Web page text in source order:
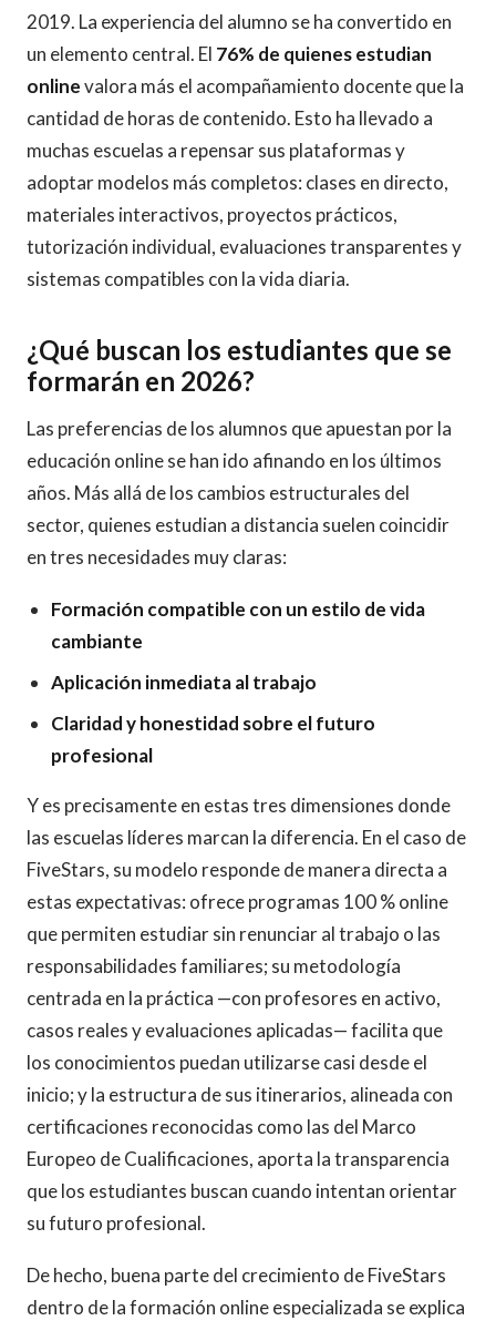
2019. La experiencia del alumno se ha convertido en
un elemento central. El 76% de quienes estudian
onlinevalora más el acompañamiento docente que la
cantidad de horas de contenido. Esto ha llevado a
muchas escuelas a repensar sus plataformas y
adoptar modelos más completos: clases en directo,
materiales interactivos, proyectos prácticos,
tutorización individual, evaluaciones transparentes y
sistemas compatibles con la vida diaria.
¿Qué buscan los estudiantes que se
formarán en 2026?
Las preferencias de los alumnos que apuestan por la
educación online se han ido afinando en los últimos
años. Más allá de los cambios estructurales del
sector, quienes estudian a distancia suelen coincidir
en tres necesidades muy claras:
Formación compatible con un estilo de vida
cambiante
Aplicación inmediata al trabajo
Claridad y honestidad sobre el futuro
profesional
Y es precisamente en estas tres dimensiones donde
las escuelas líderes marcan la diferencia. En el caso de
FiveStars, su modelo responde de manera directa a
estas expectativas: ofrece programas 100 % online
que permiten estudiar sin renunciar al trabajo o las
responsabilidades familiares; su metodología
centrada en la práctica —con profesores en activo,
casos reales y evaluaciones aplicadas— facilita que
los conocimientos puedan utilizarse casi desde el
inicio; y la estructura de sus itinerarios, alineada con
certificaciones reconocidas como las del Marco
Europeo de Cualificaciones, aporta la transparencia
que los estudiantes buscan cuando intentan orientar
su futuro profesional.
De hecho, buena parte del crecimiento de FiveStars
dentro de la formación online especializada se explica